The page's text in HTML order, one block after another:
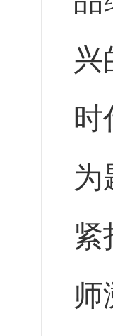
兴
时
为
紧
师